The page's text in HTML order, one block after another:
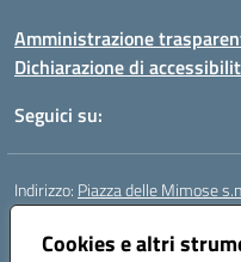
Cookies e altri
Amministrazione
Dichiarazione di
Seguici su:
Indirizzo: Piazza delle Mimose
Centralino:
Email: